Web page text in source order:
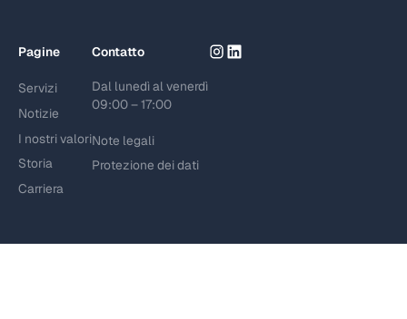
Pagine
Servizi
Notizie
I nostri valori
Storia
Carriera
Contatto
Dal lunedì al venerdì
09:00 – 17:00
Note legali
Protezione dei dati